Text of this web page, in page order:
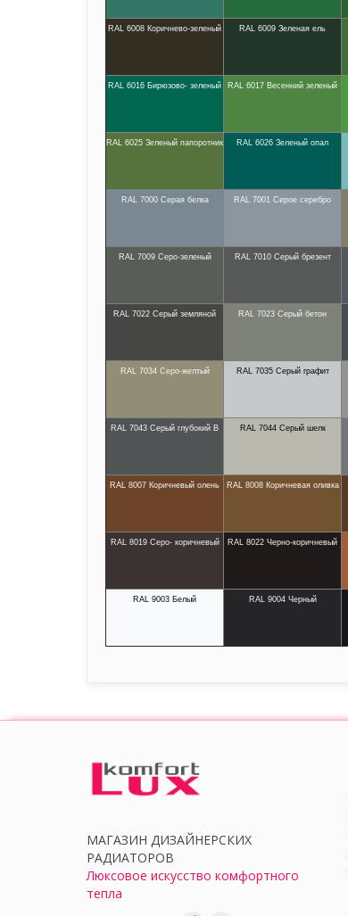
RAL 6008 Коричнево-зеленый RAL 6009 Зеленая ель
RAL 6016 Бирюзово- зеленый RAL 6017 Весенний зеленый
RAL 6025 Зеленый папоротник RAL 6026 Зеленый опал
RAL 7000 Серая белка RAL 7001 Серое серебро
RAL 7009 Серо-зеленый RAL 7010 Серый брезент
RAL 7022 Серый земляной RAL 7023 Серый бетон
RAL 7034 Серо-желтый RAL 7035 Серый графит
RAL 7043 Серый глубокий В RAL 7044 Серый шелк
RAL 8007 Коричневый олень RAL 8008 Коричневая оливка
RAL 8019 Серо- коричневый RAL 8022 Черно-коричневый
RAL 9003 Белый RAL 9004 Черный
МАГАЗИН ДИЗАЙНЕРСКИХ
РАДИАТОРОВ
Люксовое искусство комфортного
тепла